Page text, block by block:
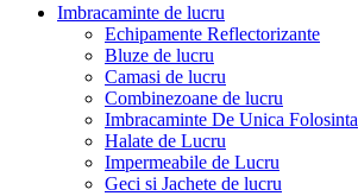
Imbracaminte de lucru
Echipamente Reflectorizante
Bluze de lucru
Camasi de lucru
Combinezoane de lucru
Imbracaminte De Unica Folosinta
Halate de Lucru
Impermeabile de Lucru
Geci si Jachete de lucru